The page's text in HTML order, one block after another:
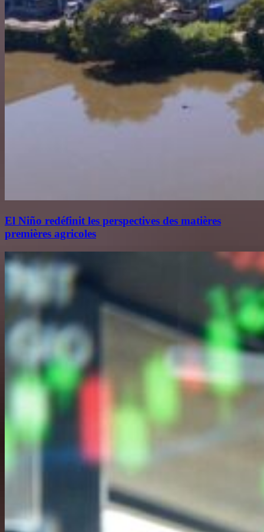
El Niño redéfinit les perspectives des matières
premières agricoles